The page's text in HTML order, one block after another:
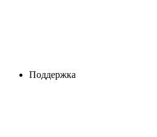
Поддержка